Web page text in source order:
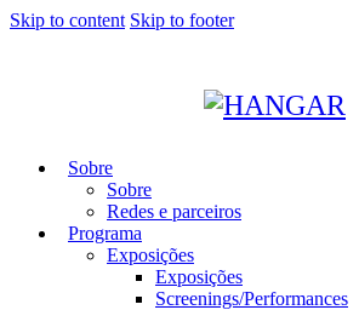
Skip to content Skip to footer
Sobre
Sobre
Redes e parceiros
Programa
Exposições
Exposições
Screenings/Performances